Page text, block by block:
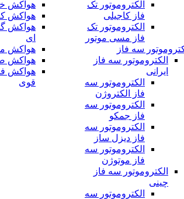
الکتروموتور تک
فاز کاجیلی
الکتروموتور تک
فاز مسی موتور
سه فاز
الکتروموتور سه فاز
ایرانی
الکتروموتور سه
فاز الکتروژن
الکتروموتور سه
فاز جمکو
الکتروموتور سه
فاز دیزل ساز
الکتروموتور سه
فاز موتوژن
الکتروموتور سه فاز
چینی
الکتروموتور سه
هواکش
هواکش
هواکش
ای
هواکش
هواکش
هواکش
قوی